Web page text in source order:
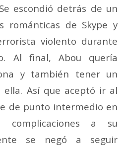
escondió detrás de un
románticas de Skype y
violento durante
Al final, Abou quería
y también tener un
Así que aceptó ir al
de punto intermedio en
complicaciones a su
se negó a seguir